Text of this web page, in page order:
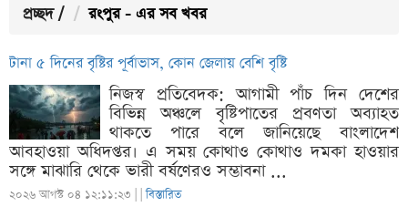
প্রচ্ছদ / রংপুর - এর সব খবর
টানা ৫ দিনের বৃষ্টির পূর্বাভাস, কোন জেলায় বেশি বৃষ্টি
নিজস্ব প্রতিবেদক: আগামী পাঁচ দিন দেশের
বিভিন্ন অঞ্চলে বৃষ্টিপাতের প্রবণতা অব্যাহত
থাকতে পারে বলে জানিয়েছে বাংলাদেশ
আবহাওয়া অধিদপ্তর। এ সময় কোথাও কোথাও দমকা হাওয়ার
সঙ্গে মাঝারি থেকে ভারী বর্ষণেরও সম্ভাবনা ...
২০২৬ আগস্ট ০৪ ১২:১১:২৩ | |বিস্তারিত